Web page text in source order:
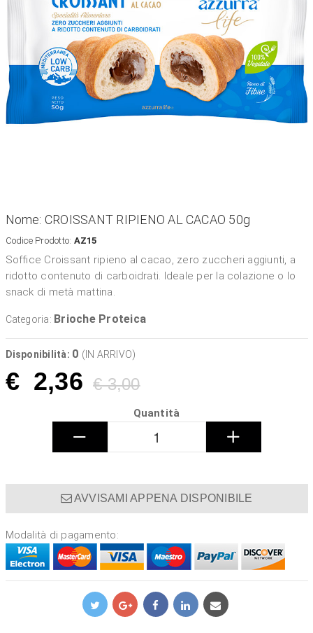
Nome: CROISSANT RIPIENO AL CACAO 50g
Codice Prodotto: AZ15
Soffice Croissant ripieno al cacao, zero zuccheri aggiunti, a
ridotto contenuto di carboidrati. Ideale per la colazione o lo
snack di metà mattina.
Categoria: Brioche Proteica
Disponibilità: 0 (IN ARRIVO)
€ 2,36 € 3,00
Quantità
AVVISAMI APPENA DISPONIBILE
Modalità di pagamento: